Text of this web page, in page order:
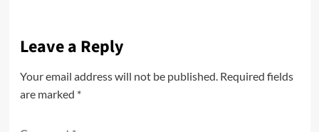
Leave a Reply
Your email address will not be published. Required fields
are marked *